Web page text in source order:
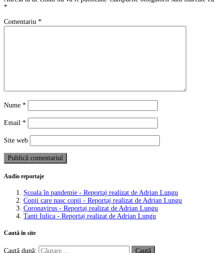
*
Comentariu *
Nume *
Email *
Site web
Audio reportaje
Școala în pandemie - Reportaj realizat de Adrian Lungu
Copii care nasc copii - Reportaj realizat de Adrian Lungu
Coronavirus - Reportaj realizat de Adrian Lungu
Tanti Iulica - Reportaj realizat de Adrian Lungu
Caută în site
Caută după: